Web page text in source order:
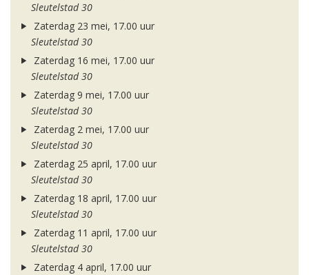
Sleutelstad 30
Zaterdag 23 mei, 17.00 uur
Sleutelstad 30
Zaterdag 16 mei, 17.00 uur
Sleutelstad 30
Zaterdag 9 mei, 17.00 uur
Sleutelstad 30
Zaterdag 2 mei, 17.00 uur
Sleutelstad 30
Zaterdag 25 april, 17.00 uur
Sleutelstad 30
Zaterdag 18 april, 17.00 uur
Sleutelstad 30
Zaterdag 11 april, 17.00 uur
Sleutelstad 30
Zaterdag 4 april, 17.00 uur